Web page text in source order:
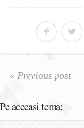
« Previous post
Pe aceeasi tema: